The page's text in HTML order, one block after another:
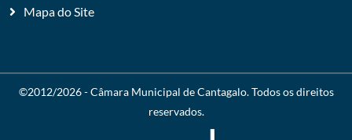
Mapa do Site
©2012/2026 -Câmara Municipal de Cantagalo. Todos os direitos
reservados.